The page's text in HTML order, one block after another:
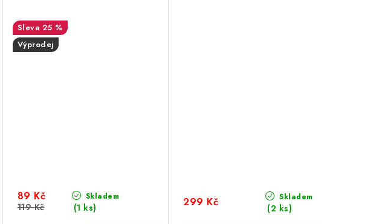
25 %
Výprodej
Skladem
(1 ks)
89 Kč
119 Kč
Skladem
(2 ks)
299 Kč